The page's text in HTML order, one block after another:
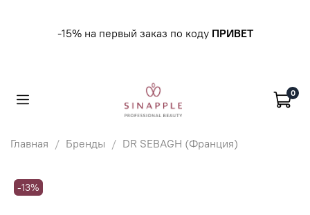
-15% на первый заказ по коду ПРИВЕТ
0
Главная Бренды DR SEBAGH (Франция)
-13%